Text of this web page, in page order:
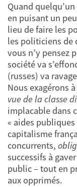
Quand
en puisant un
lieu de faire les
les politiciens de
vous n’y pensez
société va
(russes) va
Nous exagérons
vue de la classe
implacable dans
« aides
capitalisme
concurrents,
successifs à
public – tout en
aux opprimés.